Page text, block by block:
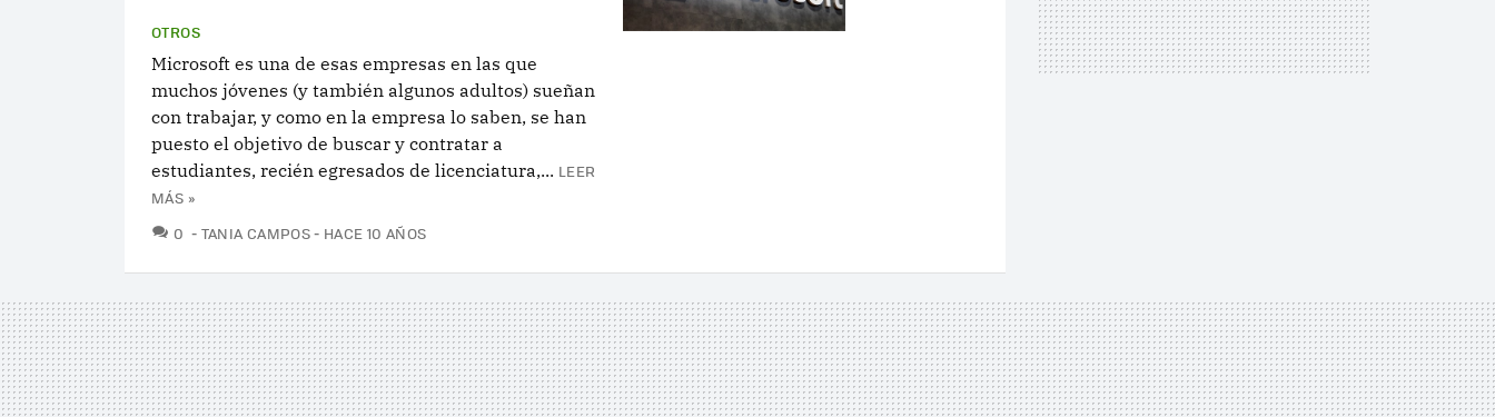
OTROS
Microsoft es una de esas empresas en las que
muchos jóvenes (y también algunos adultos) sueñan
con trabajar, y como en la empresa lo saben, se han
puesto el objetivo de buscar y contratar a
estudiantes, recién egresados de licenciatura,... LEER
MÁS »
0 COMENTARIOS
TANIA CAMPOS HACE 10 AÑOS